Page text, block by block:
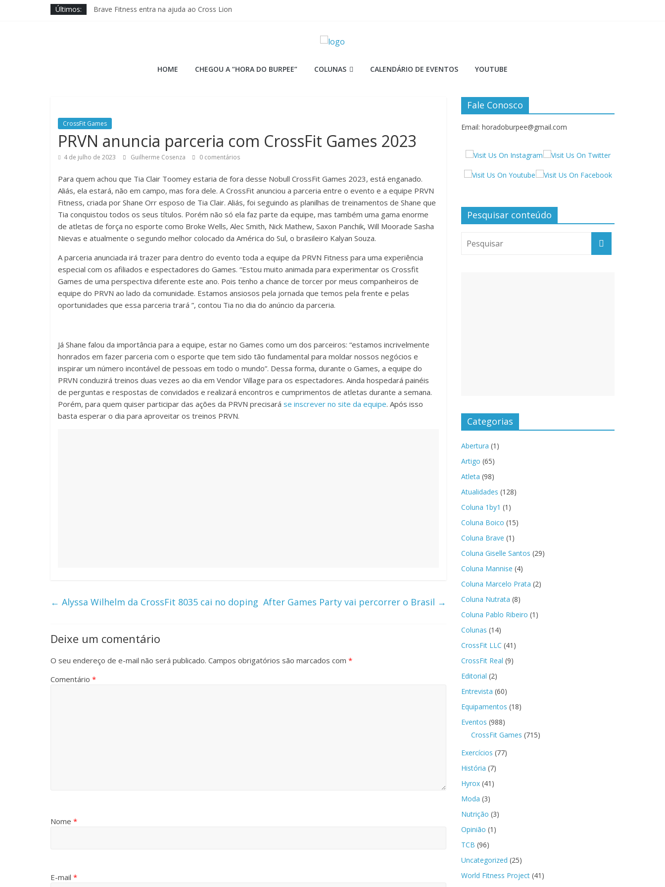
Últimos:
Brave Fitness entra na ajuda ao Cross Lion
Burpee
Hora
do
HOME CHEGOU A “HORA DO BURPEE” COLUNAS CALENDÁRIO DE EVENTOS YOUTUBE
CrossFit Games
PRVN anuncia parceria com CrossFit Games 2023
4 de julho de 2023 Guilherme Cosenza 0 comentários
Para quem achou que Tia Clair Toomey estaria de fora desse Nobull CrossFit Games 2023, está enganado.
Aliás, ela estará, não em campo, mas fora dele. A CrossFit anunciou a parceria entre o evento e a equipe PRVN
Fitness, criada por Shane Orr esposo de Tia Clair. Aliás, foi seguindo as planilhas de treinamentos de Shane que
Tia conquistou todos os seus títulos. Porém não só ela faz parte da equipe, mas também uma gama enorme
de atletas de força no esporte como Broke Wells, Alec Smith, Nick Mathew, Saxon Panchik, Will Moorade Sasha
Nievas e atualmente o segundo melhor colocado da América do Sul, o brasileiro Kalyan Souza.
A parceria anunciada irá trazer para dentro do evento toda a equipe da PRVN Fitness para uma experiência
especial com os afiliados e espectadores do Games. “Estou muito animada para experimentar os Crossfit
Games de uma perspectiva diferente este ano. Pois tenho a chance de torcer por meus companheiros de
equipe do PRVN ao lado da comunidade. Estamos ansiosos pela jornada que temos pela frente e pelas
oportunidades que essa parceria trará ”, contou Tia no dia do anúncio da parceria.
Já Shane falou da importância para a equipe, estar no Games como um dos parceiros: “estamos incrivelmente
honrados em fazer parceria com o esporte que tem sido tão fundamental para moldar nossos negócios e
inspirar um número incontável de pessoas em todo o mundo”. Dessa forma, durante o Games, a equipe do
PRVN conduzirá treinos duas vezes ao dia em Vendor Village para os espectadores. Ainda hospedará painéis
de perguntas e respostas de convidados e realizará encontros e cumprimentos de atletas durante a semana.
Porém, para quem quiser participar das ações da PRVN precisará se inscrever no site da equipe. Após isso
basta esperar o dia para aproveitar os treinos PRVN.
← Alyssa Wilhelm da CrossFit 8035 cai no doping After Games Party vai percorrer o Brasil →
Deixe um comentário
O seu endereço de e-mail não será publicado. Campos obrigatórios são marcados com *
Comentário *
Nome *
E-mail *
Fale Conosco
Email: horadoburpee@gmail.com
Pesquisar conteúdo
Categorias
Abertura (1)
Artigo (65)
Atleta (98)
Atualidades (128)
Coluna 1by1 (1)
Coluna Boico (15)
Coluna Brave (1)
Coluna Giselle Santos (29)
Coluna Mannise (4)
Coluna Marcelo Prata (2)
Coluna Nutrata (8)
Coluna Pablo Ribeiro (1)
Colunas (14)
CrossFit LLC (41)
CrossFit Real (9)
Editorial (2)
Entrevista (60)
Equipamentos (18)
Eventos (988)
CrossFit Games (715)
Exercícios (77)
História (7)
Hyrox (41)
Moda (3)
Nutrição (3)
Opinião (1)
TCB (96)
Uncategorized (25)
World Fitness Project (41)